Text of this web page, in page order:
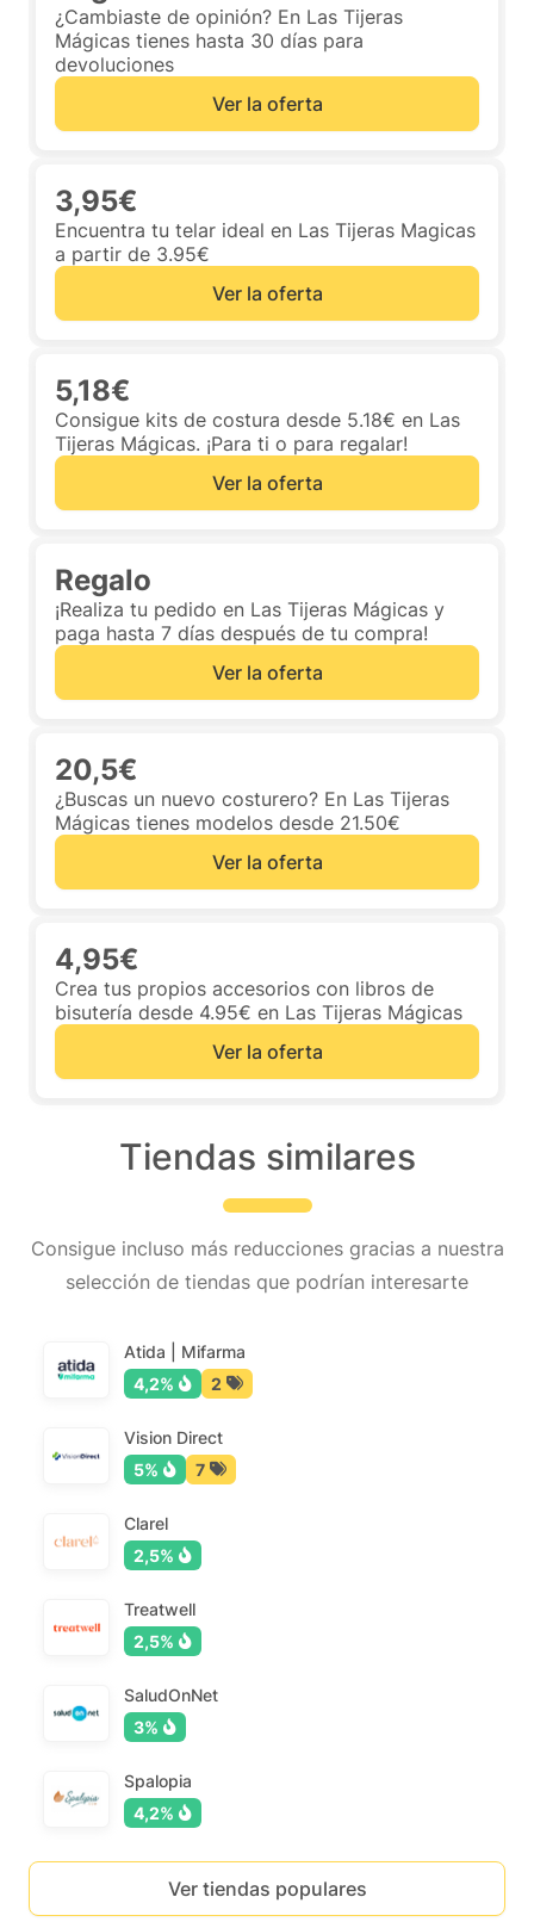
¿Cambiaste de opinión? En Las Tijeras
Mágicas tienes hasta 30 días para
devoluciones
Ver la oferta
3,95€
Encuentra tu telar ideal en Las Tijeras Magicas
a partir de 3.95€
Ver la oferta
5,18€
Consigue kits de costura desde 5.18€ en Las
Tijeras Mágicas. ¡Para ti o para regalar!
Ver la oferta
Regalo
¡Realiza tu pedido en Las Tijeras Mágicas y
paga hasta 7 días después de tu compra!
Ver la oferta
20,5€
¿Buscas un nuevo costurero? En Las Tijeras
Mágicas tienes modelos desde 21.50€
Ver la oferta
4,95€
Crea tus propios accesorios con libros de
bisutería desde 4.95€ en Las Tijeras Mágicas
Ver la oferta
Tiendas similares
Consigue incluso más reducciones gracias a nuestra
selección de tiendas que podrían interesarte
Atida | Mifarma
4,2%
2
Vision Direct
5%
7
Clarel
2,5%
Treatwell
2,5%
SaludOnNet
3%
Spalopia
4,2%
Ver tiendas populares